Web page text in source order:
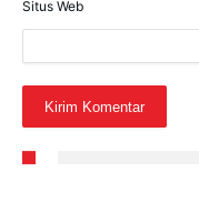
Situs Web